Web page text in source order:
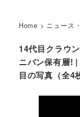
Home > ニュース
14代目クラウ
ニバン保有層!
目の写真（全4